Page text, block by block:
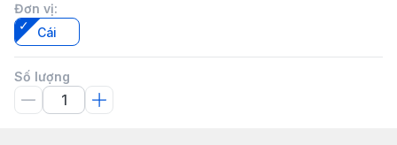
Đơn vị:
Cái
Số lượng